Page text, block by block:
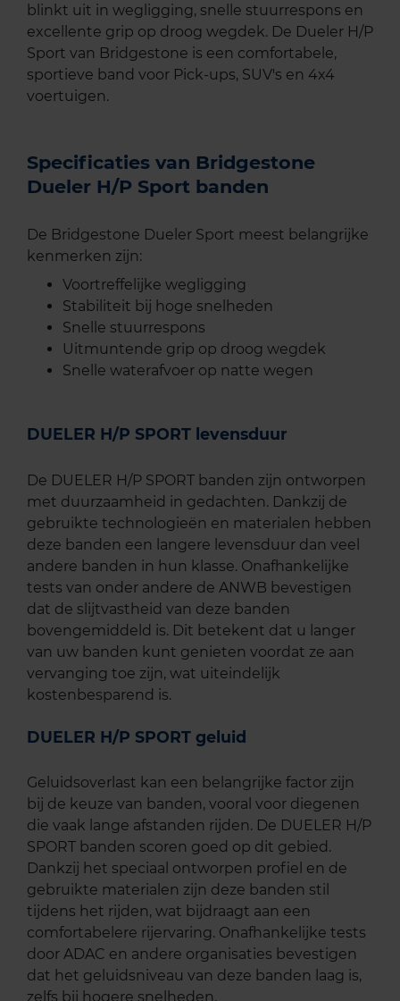
blinkt uit in wegligging, snelle stuurrespons en
excellente grip op droog wegdek. De Dueler H/P
Sport van Bridgestone is een comfortabele,
sportieve band voor Pick-ups, SUV's en 4x4
voertuigen.
Specificaties van Bridgestone
Dueler H/P Sport banden
De Bridgestone Dueler Sport meest belangrijke
kenmerken zijn:
Voortreffelijke wegligging
Stabiliteit bij hoge snelheden
Snelle stuurrespons
Uitmuntende grip op droog wegdek
Snelle waterafvoer op natte wegen
DUELER H/P SPORT levensduur
De DUELER H/P SPORT banden zijn ontworpen
met duurzaamheid in gedachten. Dankzij de
gebruikte technologieën en materialen hebben
deze banden een langere levensduur dan veel
andere banden in hun klasse. Onafhankelijke
tests van onder andere de ANWB bevestigen
dat de slijtvastheid van deze banden
bovengemiddeld is. Dit betekent dat u langer
van uw banden kunt genieten voordat ze aan
vervanging toe zijn, wat uiteindelijk
kostenbesparend is.
DUELER H/P SPORT geluid
Geluidsoverlast kan een belangrijke factor zijn
bij de keuze van banden, vooral voor diegenen
die vaak lange afstanden rijden. De DUELER H/P
SPORT banden scoren goed op dit gebied.
Dankzij het speciaal ontworpen profiel en de
gebruikte materialen zijn deze banden stil
tijdens het rijden, wat bijdraagt aan een
comfortabelere rijervaring. Onafhankelijke tests
door ADAC en andere organisaties bevestigen
dat het geluidsniveau van deze banden laag is,
zelfs bij hogere snelheden.